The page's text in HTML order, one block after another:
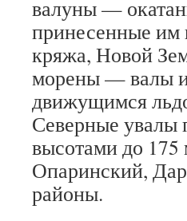
валуны —
принесенные им
кряжа, Новой
морены — валы
движущимся
Северные увалы
высотами до
Опаринский,
районы.